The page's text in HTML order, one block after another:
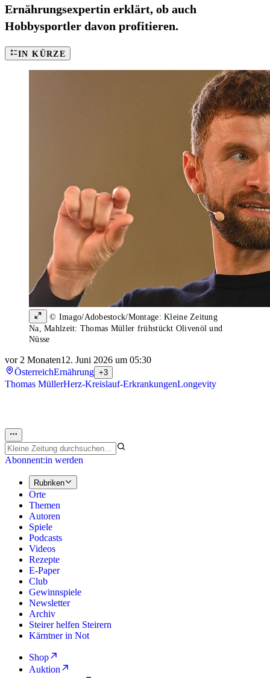
Ernährungsexpertin erklärt, ob auch
Hobbysportler davon profitieren.
IN KÜRZE
© Imago/Adobestock/Montage: Kleine Zeitung
Na, Mahlzeit: Thomas Müller frühstückt Olivenöl und
Nüsse
vor 2 Monaten12. Juni 2026 um 05:30
ÖsterreichErnährung +3
Thomas MüllerHerz-Kreislauf-ErkrankungenLongevity
Abonnent:in werden
Rubriken
Orte
Themen
Autoren
Spiele
Podcasts
Videos
Rezepte
E-Paper
Club
Gewinnspiele
Newsletter
Archiv
Steirer helfen Steirern
Kärntner in Not
Shop
Auktion